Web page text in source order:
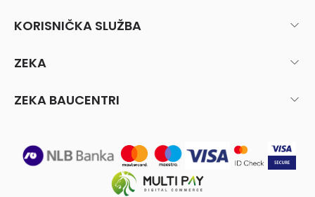
KORISNIČKA SLUŽBA
ZEKA
ZEKA BAUCENTRI